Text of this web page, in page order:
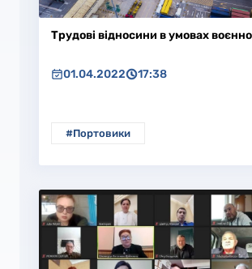
Трудові відносини в умовах
01.04.2022 17:38
#Портовики